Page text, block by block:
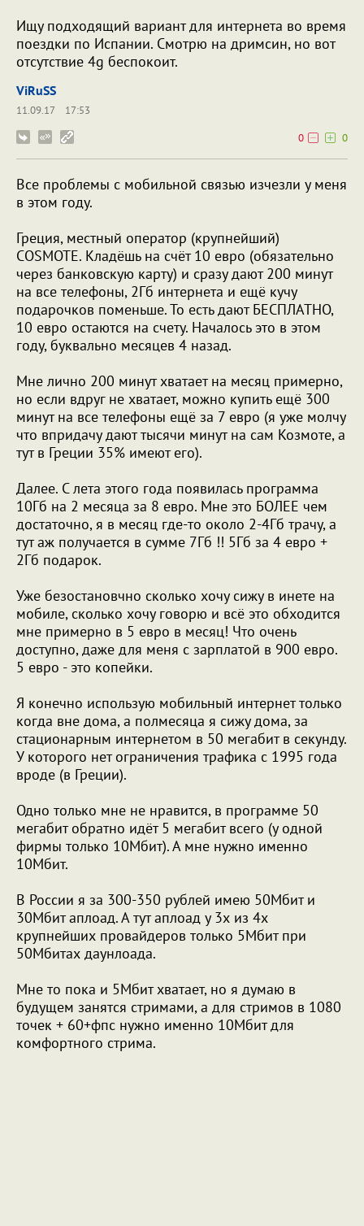
Ищу подходящий вариант для интернета во время
поездки по Испании. Смотрю на дримсин, но вот
отсутствие 4g беспокоит.
ViRuSS
11.09.17
17:53
0
0
Все проблемы с мобильной связью изчезли у меня
в этом году.
Греция, местный оператор (крупнейший)
COSMOTE. Кладёшь на счёт 10 евро (обязательно
через банковскую карту) и сразу дают 200 минут
на все телефоны, 2Гб интернета и ещё кучу
подарочков поменьше. То есть дают БЕСПЛАТНО,
10 евро остаются на счету. Началось это в этом
году, буквально месяцев 4 назад.
Мне лично 200 минут хватает на месяц примерно,
но если вдруг не хватает, можно купить ещё 300
минут на все телефоны ещё за 7 евро (я уже молчу
что впридачу дают тысячи минут на сам Козмоте, а
тут в Греции 35% имеют его).
Далее. С лета этого года появилась программа
10Гб на 2 месяца за 8 евро. Мне это БОЛЕЕ чем
достаточно, я в месяц где-то около 2-4Гб трачу, а
тут аж получается в сумме 7Гб !! 5Гб за 4 евро +
2Гб подарок.
Уже безостановчно сколько хочу сижу в инете на
мобиле, сколько хочу говорю и всё это обходится
мне примерно в 5 евро в месяц! Что очень
доступно, даже для меня с зарплатой в 900 евро.
5 евро - это копейки.
Я конечно использую мобильный интернет только
когда вне дома, а полмесяца я сижу дома, за
стационарным интернетом в 50 мегабит в секунду.
У которого нет ограничения трафика с 1995 года
вроде (в Греции).
Одно только мне не нравится, в программе 50
мегабит обратно идёт 5 мегабит всего (у одной
фирмы только 10Мбит). А мне нужно именно
10Мбит.
В России я за 300-350 рублей имею 50Мбит и
30Мбит аплоад. А тут аплоад у 3х из 4х
крупнейших провайдеров только 5Мбит при
50Мбитах даунлоада.
Мне то пока и 5Мбит хватает, но я думаю в
будущем занятся стримами, а для стримов в 1080
точек + 60+фпс нужно именно 10Мбит для
комфортного стрима.